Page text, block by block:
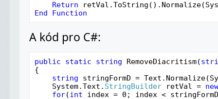
    Return
End Function
A kód pro C#:
public static string RemoveDiacritism(
{
string stringFormD =
    System.Text.
StringBuilder retVal =
for(int index = 0; index <